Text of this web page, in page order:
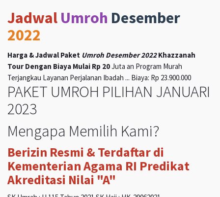
Jadwal Umroh Desember
2022
Harga & Jadwal Paket Umroh Desember 2022Khazzanah
Tour Dengan Biaya Mulai Rp 20Juta an Program Murah
Terjangkau Layanan Perjalanan Ibadah ... Biaya: Rp 23.900.000
PAKET UMROH PILIHAN JANUARI
2023
Mengapa Memilih Kami?
Berizin Resmi & Terdaftar di
Kementerian Agama RI Predikat
Akreditasi Nilai "A"